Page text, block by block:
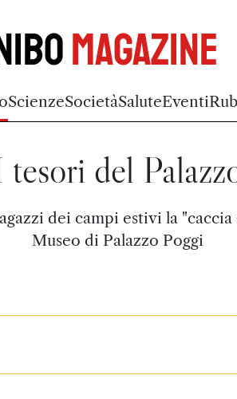
Magazine
ScienzeSocietàSaluteEventi
tesori del
dei campi estivi la
Museo di Palazzo Poggi